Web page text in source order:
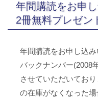
年間購読をお申
2冊無料プレゼン
年間購読をお申し込
バックナンバー(2008
させていただいてお
の在庫がなくなった